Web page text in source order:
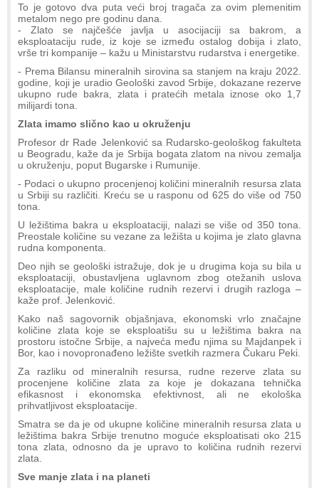
To je gotovo dva puta veći broj tragača za ovim plemenitim
metalom nego pre godinu dana.
- Zlato se najčešće javlja u asocijaciji sa bakrom, a
eksploataciju rude, iz koje se između ostalog dobija i zlato,
vrše tri kompanije – kažu u Ministarstvu rudarstva i energetike.
- Prema Bilansu mineralnih sirovina sa stanjem na kraju 2022.
godine, koji je uradio Geološki zavod Srbije, dokazane rezerve
ukupno rude bakra, zlata i pratećih metala iznose oko 1,7
milijardi tona.
Zlata imamo slično kao u okruženju
Profesor dr Rade Jelenković sa Rudarsko-geološkog fakulteta
u Beogradu, kaže da je Srbija bogata zlatom na nivou zemalja
u okruženju, poput Bugarske i Rumunije.
- Podaci o ukupno procenjenoj količini mineralnih resursa zlata
u Srbiji su različiti. Kreću se u rasponu od 625 do više od 750
tona.
U ležištima bakra u eksploataciji, nalazi se više od 350 tona.
Preostale količine su vezane za ležišta u kojima je zlato glavna
rudna komponenta.
Deo njih se geološki istražuje, dok je u drugima koja su bila u
eksploataciji, obustavljena uglavnom zbog otežanih uslova
eksploatacije, male količine rudnih rezervi i drugih razloga –
kaže prof. Jelenković.
Kako naš sagovornik objašnjava, ekonomski vrlo značajne
količine zlata koje se eksploatišu su u ležištima bakra na
prostoru istočne Srbije, a najveća među njima su Majdanpek i
Bor, kao i novopronađeno ležište svetkih razmera Čukaru Peki.
Za razliku od mineralnih resursa, rudne rezerve zlata su
procenjene količine zlata za koje je dokazana tehnička
efikasnost i ekonomska efektivnost, ali ne ekološka
prihvatljivost eksploatacije.
Smatra se da je od ukupne količine mineralnih resursa zlata u
ležištima bakra Srbije trenutno moguće eksploatisati oko 215
tona zlata, odnosno da je upravo to količina rudnih rezervi
zlata.
Sve manje zlata i na planeti